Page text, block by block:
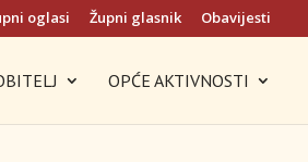
oglasi Župni glasnik Obavijesti
OPĆE AKTIVNOSTI